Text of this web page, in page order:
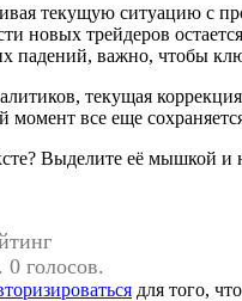
текущую ситуацию с
новых трейдеров
падений, важно, чтобы
текущая
момент все еще
Выделите её мышкой и
0 голосов.
для того,